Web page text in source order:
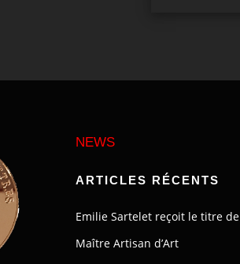
NEWS
ARTICLES RÉCENTS
Emilie Sartelet reçoit le titre de
Maître Artisan d’Art